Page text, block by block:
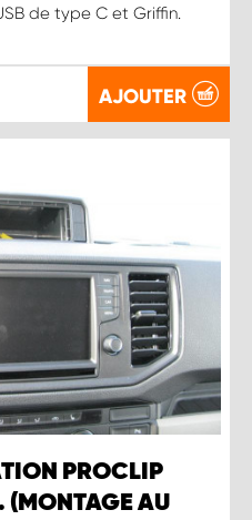
de type C et Griffin.
AJOUTER
PROCLIP
(MONTAGE AU